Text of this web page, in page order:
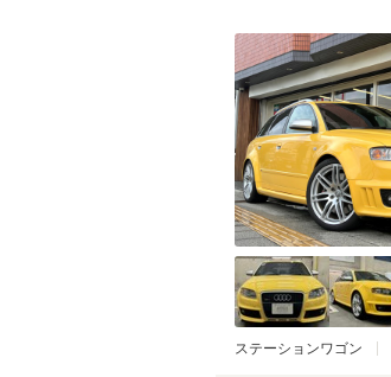
ステーションワゴン